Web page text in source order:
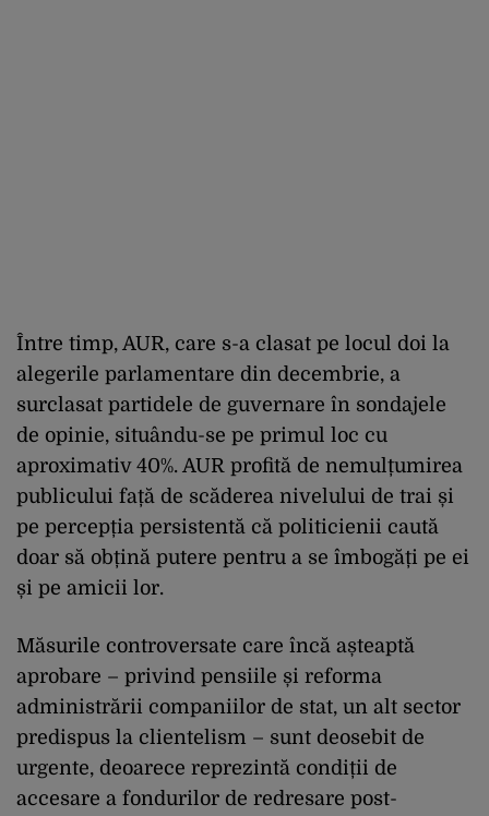
Între timp, AUR, care s-a clasat pe locul doi la
alegerile parlamentare din decembrie, a
surclasat partidele de guvernare în sondajele
de opinie, situându-se pe primul loc cu
aproximativ 40%. AUR profită de nemulțumirea
publicului față de scăderea nivelului de trai și
pe percepția persistentă că politicienii caută
doar să obțină putere pentru a se îmbogăți pe ei
și pe amicii lor.
Măsurile controversate care încă așteaptă
aprobare – privind pensiile și reforma
administrării companiilor de stat, un alt sector
predispus la clientelism – sunt deosebit de
urgente, deoarece reprezintă condiții de
accesare a fondurilor de redresare post-